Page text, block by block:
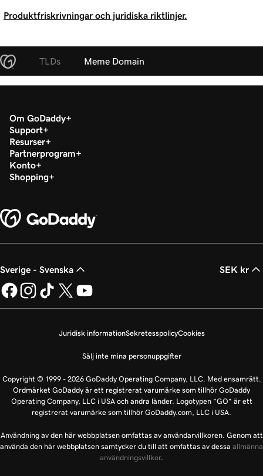
Produktfriskrivningar och juridiska riktlinjer.
TLDs Meme Domain
Om GoDaddy
Support
Resurser
Partnerprogram
Konto
Shopping
Sverige - Svenska SEK kr
Juridisk informationSekretesspolicyCookies
Sälj inte mina personuppgifter
Copyright © 1999 - 2026 GoDaddy Operating Company, LLC. Med ensamrätt.
Ordmärket GoDaddy är ett registrerat varumärke som tillhör GoDaddy
Operating Company, LLC i USA och andra länder. Logotypen ”GO” är ett
registrerat varumärke som tillhör GoDaddy.com, LLC i USA.
Användning av den här webbplatsen omfattas av användarvillkoren. Genom att
använda den här webbplatsen samtycker du till att omfattas av dessa allmänna
användningsvillkor.